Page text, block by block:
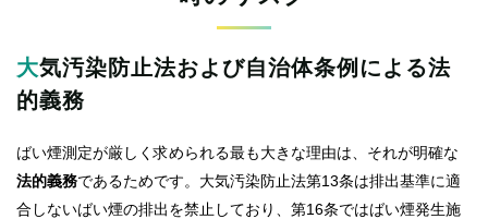
大気汚染防止法および自治体条例による法
的義務
ばい煙測定が厳しく求められる最も大きな理由は、それが明確な
法的義務であるためです。大気汚染防止法第13条は排出基準に適
合しないばい煙の排出を禁止しており、第16条ではばい煙発生施